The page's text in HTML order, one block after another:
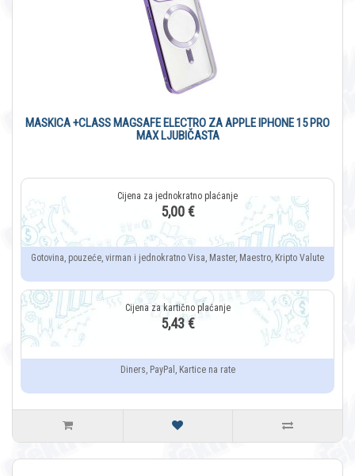
MASKICA +CLASS MAGSAFE ELECTRO ZA APPLE IPHONE 15 PRO
MAX LJUBIČASTA
5,00 €
Gotovina, pouzeće, virman i jednokratno Visa, Master, Maestro, Kripto Valute
5,43 €
Diners, PayPal, Kartice na rate